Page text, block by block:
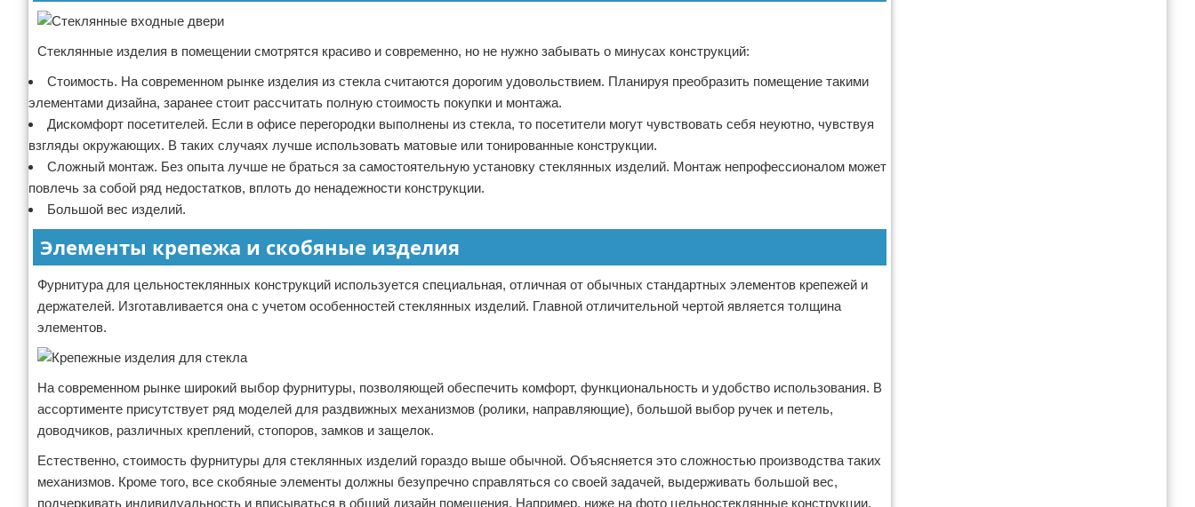
Стеклянные изделия в помещении смотрятся красиво и современно, но не нужно забывать о минусах конструкций:
Стоимость. На современном рынке изделия из стекла считаются дорогим удовольствием. Планируя преобразить помещение такими
элементами дизайна, заранее стоит рассчитать полную стоимость покупки и монтажа.
Дискомфорт посетителей. Если в офисе перегородки выполнены из стекла, то посетители могут чувствовать себя неуютно, чувствуя
взгляды окружающих. В таких случаях лучше использовать матовые или тонированные конструкции.
Сложный монтаж. Без опыта лучше не браться за самостоятельную установку стеклянных изделий. Монтаж непрофессионалом может
повлечь за собой ряд недостатков, вплоть до ненадежности конструкции.
Большой вес изделий.
Элементы крепежа и скобяные изделия
Фурнитура для цельностеклянных конструкций используется специальная, отличная от обычных стандартных элементов крепежей и
держателей. Изготавливается она с учетом особенностей стеклянных изделий. Главной отличительной чертой является толщина
элементов.
На современном рынке широкий выбор фурнитуры, позволяющей обеспечить комфорт, функциональность и удобство использования. В
ассортименте присутствует ряд моделей для раздвижных механизмов (ролики, направляющие), большой выбор ручек и петель,
доводчиков, различных креплений, стопоров, замков и защелок.
Естественно, стоимость фурнитуры для стеклянных изделий гораздо выше обычной. Объясняется это сложностью производства таких
механизмов. Кроме того, все скобяные элементы должны безупречно справляться со своей задачей, выдерживать большой вес,
подчеркивать индивидуальность и вписываться в общий дизайн помещения. Например, ниже на фото цельностеклянные конструкции,